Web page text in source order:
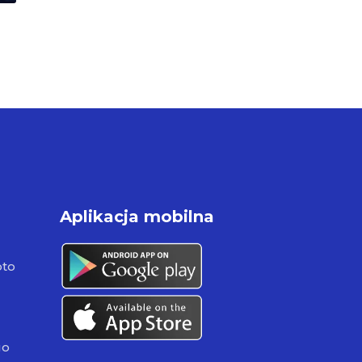
Aplikacja mobilna